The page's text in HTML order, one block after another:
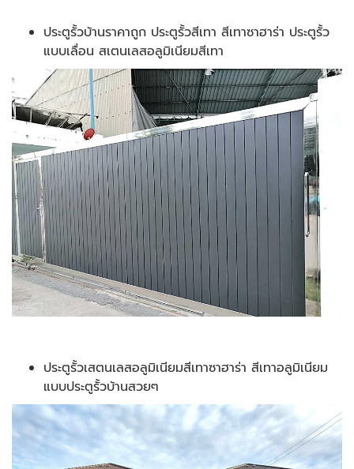
ประตูรั้วบ้านราคาถูก ประตูรั้วสีเทา สีเทาซาฮาร่า ประตูรั้ว
แบบเลื่อน สเตนเลสอลูมิเนียมสีเทา
ประตูรั้วเสตนเลสอลูมิเนียมสีเทาซาฮาร่า สีเทาอลูมิเนียม
แบบประตูรั้วบ้านสวยๆ